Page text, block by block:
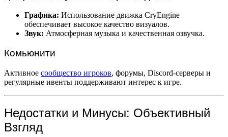
Графика: Использование движка CryEngine
обеспечивает высокое качество визуалов.
Звук: Атмосферная музыка и качественная озвучка.
Комьюнити
Активное сообщество игроков, форумы, Discord-серверы и
регулярные ивенты поддерживают интерес к игре.
Недостатки и Минусы: Объективный
Взгляд